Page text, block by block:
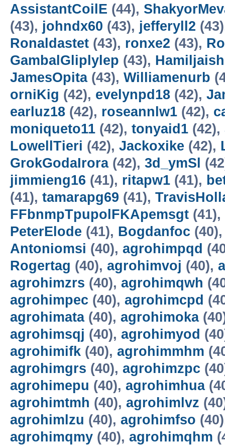
AssistantCoilE (44),
(43), johndx60 (43), jefferyll2
Ronaldastet (43), ronxe2 (43),
GambalGliplylep (43),
JamesOpita(43), Williamenurb
orniKig (42), evelynpd18 (42),
earluz18 (42), roseannlw1 (42),
moniqueto11 (42), tonyaid1 (42),
LowellTieri (42), Jackoxike (42),
GrokGodaIrora(42), 3d_ymSl
jimmieng16 (41), ritapw1 (41),
(41), tamarapg69 (41),
FFbnmpTpupolFKApemsgt (41),
PeterElode (41), Bogdanfoc
Antoniomsi (40), agrohimpqd
Rogertag (40), agrohimvoj (40),
agrohimzrs (40), agrohimqwh
agrohimpec (40), agrohimcpd
agrohimata(40), agrohimoka
agrohimsqj (40), agrohimyod
agrohimifk (40), agrohimmhm
agrohimgrs (40), agrohimzpc
agrohimepu (40), agrohimhua
agrohimtmh (40), agrohimlvz
agrohimlzu (40), agrohimfso
agrohimqmy (40), agrohimqhm